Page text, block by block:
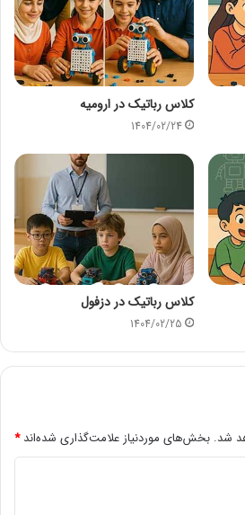
کلاس رباتیک در ارومیه
1404/02/24
کلاس رباتیک در دزفول
1404/02/25
شد. بخش‌های موردنیاز علامت‌گذاری شده‌اند*